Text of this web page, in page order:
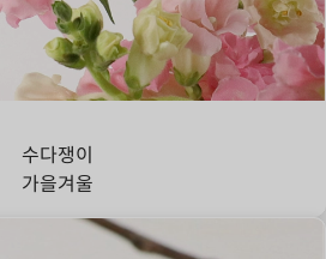
수다쟁이
가을겨울